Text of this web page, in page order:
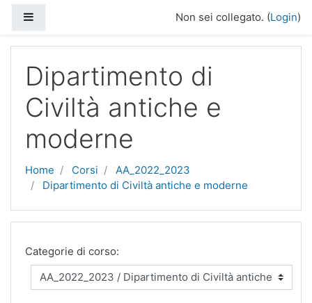
Non sei collegato. (Login)
Dipartimento di
Civiltà antiche e
moderne
Home Corsi
AA_2022_2023
Dipartimento di Civiltà antiche e moderne
Categorie di corso: